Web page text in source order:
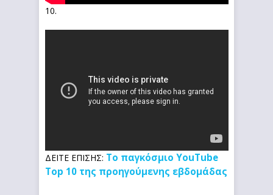
10.
ΔΕΙΤΕ ΕΠΙΣΗΣ: Το παγκόσμιο YouTube
Top 10 της προηγούμενης εβδομάδας